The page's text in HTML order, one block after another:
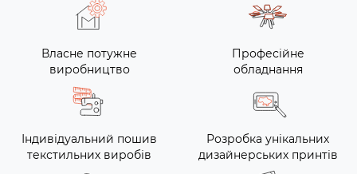
Власне потужне
виробництво
Професійне
обладнання
Індивідуальний пошив
текстильних виробів
Розробка унікальних
дизайнерських принтів